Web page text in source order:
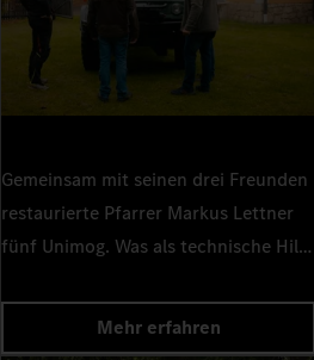
Gemeinsam mit seinen drei Freunden
restaurierte Pfarrer Markus Lettner
fünf Unimog. Was als technische Hilfe
großen Freundschaft. Und alles dank
dem Alleskönner auf Rädern von
Mehr erfahren